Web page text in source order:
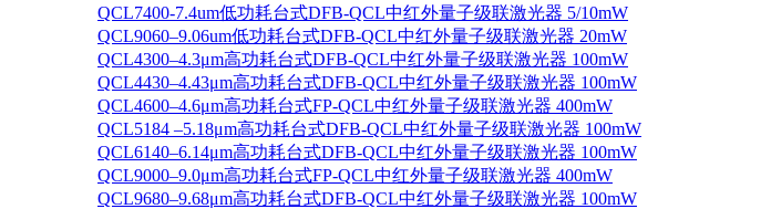
QCL7400-7.4um低功耗台式DFB-QCL中红外量子级联激光器 5/10mW
QCL9060–9.06um低功耗台式DFB-QCL中红外量子级联激光器 20mW
QCL4300–4.3μm高功耗台式DFB-QCL中红外量子级联激光器 100mW
QCL4430–4.43μm高功耗台式DFB-QCL中红外量子级联激光器 100mW
QCL4600–4.6μm高功耗台式FP-QCL中红外量子级联激光器 400mW
QCL5184 –5.18μm高功耗台式DFB-QCL中红外量子级联激光器 100mW
QCL6140–6.14μm高功耗台式DFB-QCL中红外量子级联激光器 100mW
QCL9000–9.0μm高功耗台式FP-QCL中红外量子级联激光器 400mW
QCL9680–9.68μm高功耗台式DFB-QCL中红外量子级联激光器 100mW